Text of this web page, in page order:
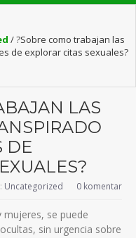
/?Sobre como trabajan las
de explorar citas sexuales?
LAS
DE
Uncategorized 0 komentar
se puede
sin urgencia sobre